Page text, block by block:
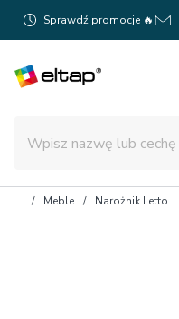
Sprawdź promocje 🔥
Meble Narożnik Letto